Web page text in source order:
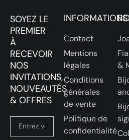
SOYEZ LE
PREMIER
À
RECEVOIR
NOS
INVITATIONS,
NOUVEAUTÉS
& OFFRES
INFORMATIONS
Contact
Mentions
légales
Conditions
générales
de vente
Politique de
confidentialité
&